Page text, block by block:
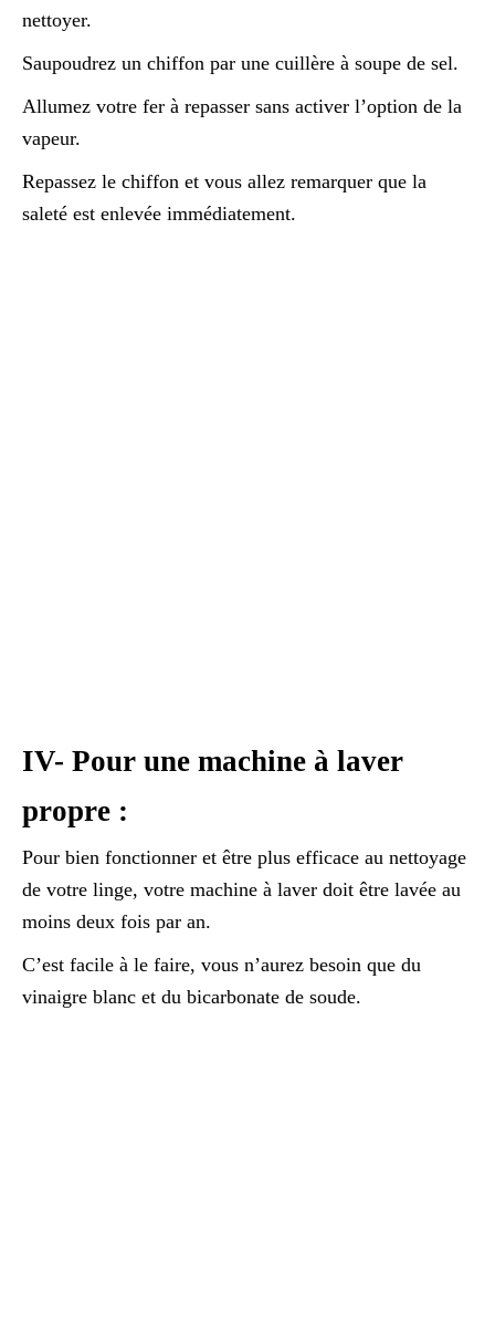
nettoyer.
Saupoudrez un chiffon par une cuillère à soupe de sel.
Allumez votre fer à repasser sans activer l’option de la
vapeur.
Repassez le chiffon et vous allez remarquer que la
saleté est enlevée immédiatement.
IV- Pour une machine à laver
propre :
Pour bien fonctionner et être plus efficace au nettoyage
de votre linge, votre machine à laver doit être lavée au
moins deux fois par an.
C’est facile à le faire, vous n’aurez besoin que du
vinaigre blanc et du bicarbonate de soude.